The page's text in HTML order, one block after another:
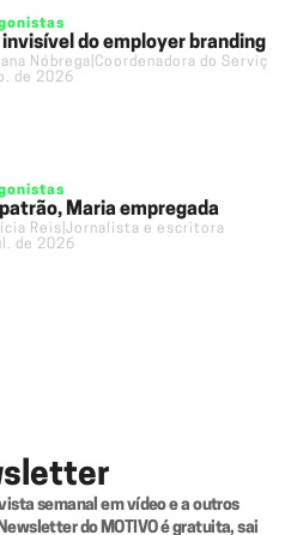
invisível do employer branding
Nóbrega Coordenadora do Serviço
de 2026
Maria empregada
Reis Jornalista e escritora
de 2026
semanal em vídeo e a outros
do MOTIVO é gratuita, sai